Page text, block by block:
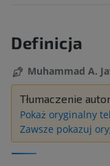
Definicja
Muhammad A.
Tłumaczenie
Pokaż oryginalny
Zawsze pokazuj